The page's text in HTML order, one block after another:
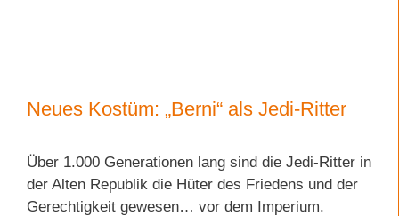
Neues Kostüm: „Berni“ als Jedi-Ritter
Über 1.000 Generationen lang sind die Jedi-Ritter in
der Alten Republik die Hüter des Friedens und der
Gerechtigkeit gewesen… vor dem Imperium.